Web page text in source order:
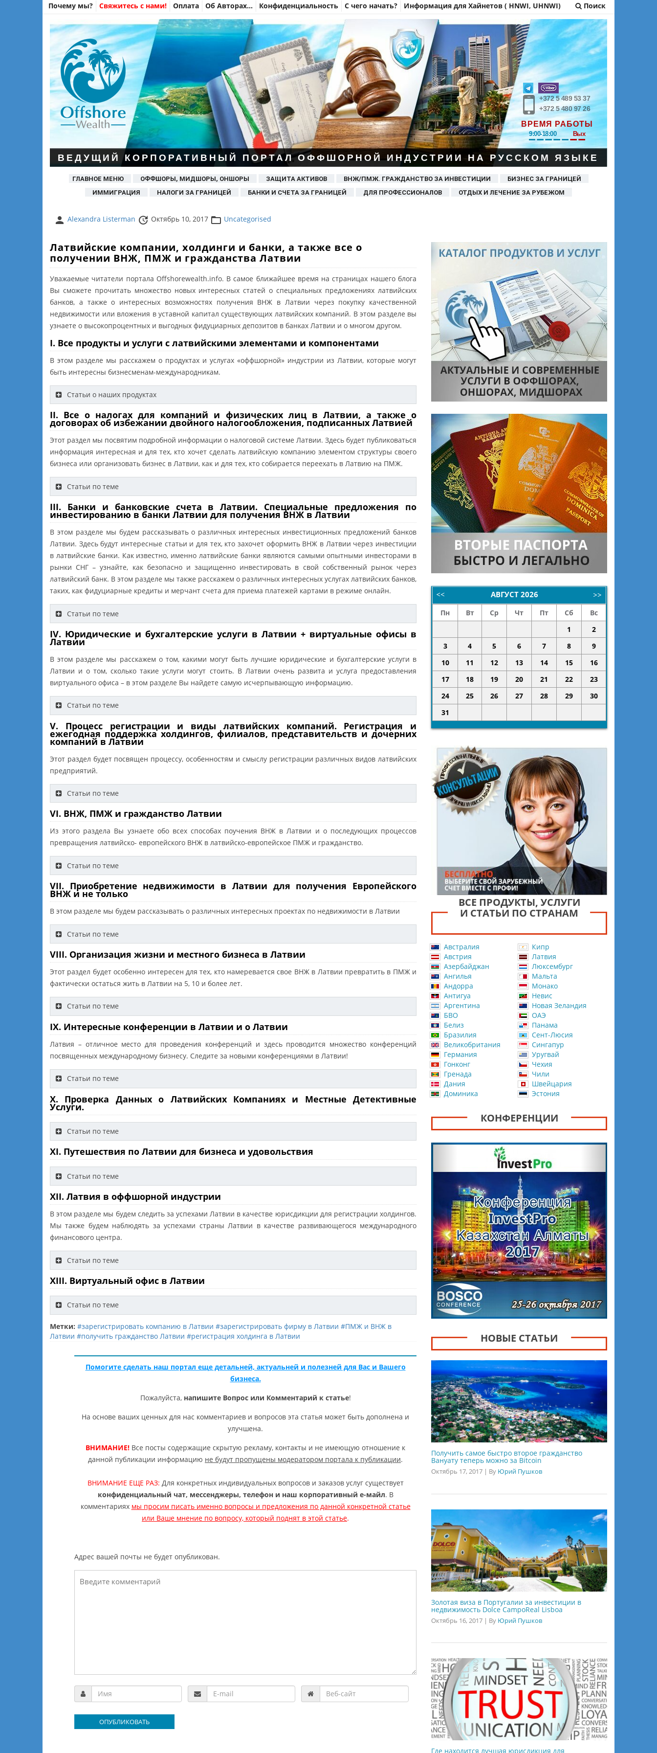
Почему мы? Свяжитесь с нами! Оплата Об Авторах… Конфиденциальность С чего начать? Информация для Хайнетов ( HNWI, UHNWI) Поиск
ВЕДУЩИЙ КОРПОРАТИВНЫЙ ПОРТАЛ ОФФШОРНОЙ ИНДУСТРИИ НА РУССКОМ ЯЗЫКЕ
+372 5 489 53 37
+372 5 480 97 26
ВРЕМЯ РАБОТЫ
9:00-18:00 Вых
ГЛАВНОЕ МЕНЮ ОФФШОРЫ, МИДШОРЫ, ОНШОРЫ ЗАЩИТА АКТИВОВ ВНЖ/ПМЖ. ГРАЖДАНСТВО ЗА ИНВЕСТИЦИИ
БИЗНЕС ЗА ГРАНИЦЕЙ
ИММИГРАЦИЯ
НАЛОГИ ЗА ГРАНИЦЕЙ БАНКИ И СЧЕТА ЗА ГРАНИЦЕЙ ДЛЯ ПРОФЕССИОНАЛОВ ОТДЫХ И ЛЕЧЕНИЕ ЗА РУБЕЖОМ
person Alexandra Listerman update Октябрь 10, 2017 folder_open Uncategorised
Латвийские компании, холдинги и банки, а также все о
получении ВНЖ, ПМЖ и гражданства Латвии
Уважаемые читатели портала Offshorewealth.info. В самое ближайшее время на страницах нашего блога
Вы сможете прочитать множество новых интересных статей о специальных предложениях латвийских
банков, а также о интересных возможностях получения ВНЖ в Латвии через покупку качественной
недвижимости или вложения в уставной капитал существующих латвийских компаний. В этом разделе вы
узнаете о высокопроцентных и выгодных фидуциарных депозитов в банках Латвии и о многом другом.
I. Все продукты и услуги с латвийскими элементами и компонентами
В этом разделе мы расскажем о продуктах и услугах «оффшорной» индустрии из Латвии, которые могут
быть интересны бизнесменам-международникам.
Статьи о наших продуктах
II. Все о налогах для компаний и физических лиц в Латвии, а также о
договорах об избежании двойного налогообложения, подписанных Латвией
Этот раздел мы посвятим подробной информации о налоговой системе Латвии. Здесь будет публиковаться
информация интересная и для тех, кто хочет сделать латвийскую компанию элементом структуры своего
бизнеса или организовать бизнес в Латвии, как и для тех, кто собирается переехать в Латвию на ПМЖ.
Статьи по теме
III. Банки и банковские счета в Латвии. Специальные предложения по
инвестированию в банки Латвии для получения ВНЖ в Латвии
В этом разделе мы будем рассказывать о различных интересных инвестиционных предложений банков
Латвии. Здесь будут интересные статьи и для тех, кто захочет оформить ВНЖ в Латвии через инвестиции
в латвийские банки. Как известно, именно латвийские банки являются самыми опытными инвесторами в
рынки СНГ – узнайте, как безопасно и защищенно инвестировать в свой собственный рынок через
латвийский банк. В этом разделе мы также расскажем о различных интересных услугах латвийских банков,
таких, как фидуциарные кредиты и мерчант счета для приема платежей картами в режиме онлайн.
Статьи по теме
IV. Юридические и бухгалтерские услуги в Латвии + виртуальные офисы в
Латвии
В этом разделе мы расскажем о том, какими могут быть лучшие юридические и бухгалтерские услуги в
Латвии и о том, сколько такие услуги могут стоить. В Латвии очень развита и услуга предоставления
виртуального офиса – в этом разделе Вы найдете самую исчерпывающую информацию.
Статьи по теме
V. Процесс регистрации и виды латвийских компаний. Регистрация и
ежегодная поддержка холдингов, филиалов, представительств и дочерних
компаний в Латвии
Этот раздел будет посвящен процессу, особенностям и смыслу регистрации различных видов латвийских
предприятий.
Статьи по теме
VI. ВНЖ, ПМЖ и гражданство Латвии
Из этого раздела Вы узнаете обо всех способах поучения ВНЖ в Латвии и о последующих процессов
превращения латвийско- европейского ВНЖ в латвийско-европейское ПМЖ и гражданство.
Статьи по теме
VII. Приобретение недвижимости в Латвии для получения Европейского
ВНЖ и не только
В этом разделе мы будем рассказывать о различных интересных проектах по недвижимости в Латвии
Статьи по теме
VIII. Организация жизни и местного бизнеса в Латвии
Этот раздел будет особенно интересен для тех, кто намеревается свое ВНЖ в Латвии превратить в ПМЖ и
фактически остаться жить в Латвии на 5, 10 и более лет.
Статьи по теме
IX. Интересные конференции в Латвии и о Латвии
Латвия – отличное место для проведения конференций и здесь проводится множество конференций
посвященных международному бизнесу. Следите за новыми конференциями в Латвии!
Статьи по теме
X. Проверка Данных о Латвийских Компаниях и Местные Детективные
Услуги.
Статьи по теме
XI. Путешествия по Латвии для бизнеса и удовольствия
Статьи по теме
XII. Латвия в оффшорной индустрии
В этом разделе мы будем следить за успехами Латвии в качестве юрисдикции для регистрации холдингов.
Мы также будем наблюдять за успехами страны Латвии в качестве развивающегося международного
финансового центра.
Статьи по теме
XIII. Виртуальный офис в Латвии
Статьи по теме
Метки: #зарегистрировать компанию в Латвии #зарегистрировать фирму в Латвии #ПМЖ и ВНЖ в
Латвии #получить гражданство Латвии #регистрация холдинга в Латвии
Помогите сделать наш портал еще детальней, актуальней и полезней для Вас и Вашего
бизнеса.
Пожалуйста, напишите Вопрос или Комментарий к статье!
На основе ваших ценных для нас комментариев и вопросов эта статья может быть дополнена и
улучшена.
ВНИМАНИЕ! Все посты содержащие скрытую рекламу, контакты и не имеющую отношение к
данной публикации информацию не будут пропущены модератором портала к публикации.
ВНИМАНИЕ ЕЩЕ РАЗ: Для конкретных индивидуальных вопросов и заказов услуг существует
конфиденциальный чат, мессенджеры, телефон и наш корпоративный е-майл. В
комментариях мы просим писать именно вопросы и предложения по данной конкретной статье
или Ваше мнение по вопросу, который поднят в этой статье.
Адрес вашей почты не будет опубликован.
АВГУСТ 2026
Пн Вт Ср Чт Пт Сб
Вс
1
2
3
4 5 6 7 8
9
10
11 12 13 14 15
16
17
18 19 20 21 22
23
24
25 26 27 28 29
30
31
ВСЕ ПРОДУКТЫ, УСЛУГИ
И СТАТЬИ ПО СТРАНАМ
Австралия
Австрия
Азербайджан
Ангилья
Андорра
Антигуа
Аргентина
БВО
Белиз
Бразилия
Великобритания
Германия
Гонконг
Гренада
Дания
Доминика
Кипр
Латвия
Люксембург
Мальта
Монако
Невис
Новая Зеландия
ОАЭ
Панама
Сент-Люсия
Сингапур
Уругвай
Чехия
Чили
Швейцария
Эстония
КОНФЕРЕНЦИИ
Назад Вперёд
НОВЫЕ СТАТЬИ
Получить самое быстро второе гражданство
Вануату теперь можно за Bitcoin
Октябрь 17, 2017 | By Юрий Пушков
Золотая виза в Португалии за инвестиции в
недвижимость Dolce CampoReal Lisboa
Октябрь 16, 2017 | By Юрий Пушков
Где находится лучшая юрисдикция для